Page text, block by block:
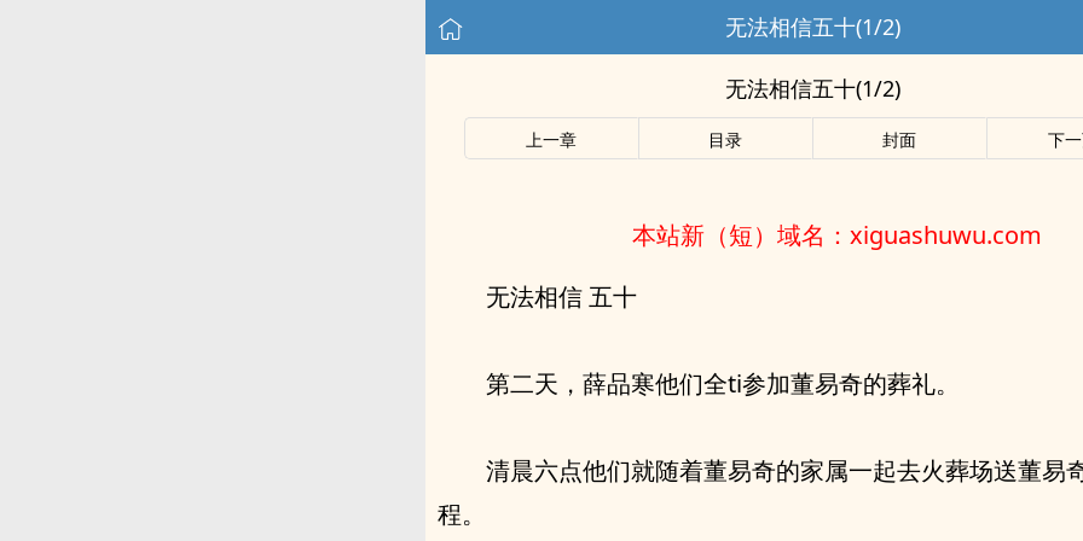
无法相信五十(1/2)
无法相信五十(1/2)
上一章 目录 封面 下
本站新（短）域名：xiguashuwu.com
无法相信 五十
第二天，薛品寒他们全ti参加董易奇的葬礼。
清晨六点他们就随着董易奇的家属一起去火葬场送董易
程。